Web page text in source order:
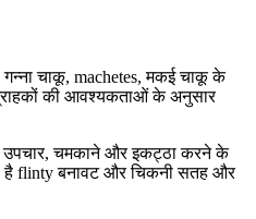
चाकू, machetes, मकई चाकू के
ग्राहकों की आवश्यकताओं के अनुसार
उपचार, चमकाने और इकट्ठा करने के
है flinty बनावट और चिकनी सतह और